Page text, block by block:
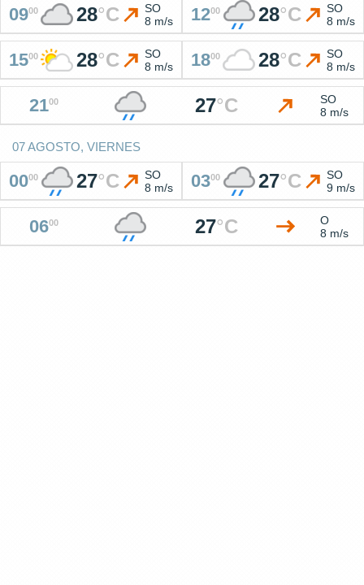
0900 28°C
SO
8 m/s
1200 28°C
SO
8 m/s
1500 28°C
SO
8 m/s
1800 28°C
SO
8 m/s
2100 27°C
SO
8 m/s
07 AGOSTO, VIERNES
0000 27°C
SO
8 m/s
0300 27°C
SO
9 m/s
0600 27°C
O
8 m/s